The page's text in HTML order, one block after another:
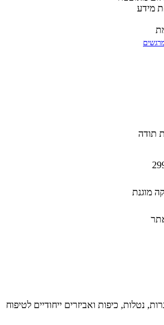
נטלות, כיפות ואביזרים ייחודיים לטיפוח